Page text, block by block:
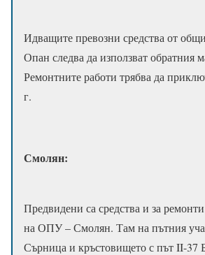
Идващите превозни средства от
Опан следва да използват обратния
Ремонтните работи трябва да
г.
Смолян:
Предвидени са средства и за
на ОПУ – Смолян. Там на пътния
Сърница и кръстовището с път II-37